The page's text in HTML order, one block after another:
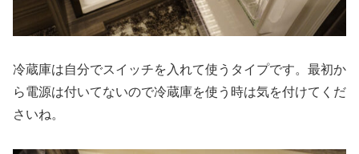
冷蔵庫は自分でスイッチを入れて使うタイプです。最初か
ら電源は付いてないので冷蔵庫を使う時は気を付けてくだ
さいね。